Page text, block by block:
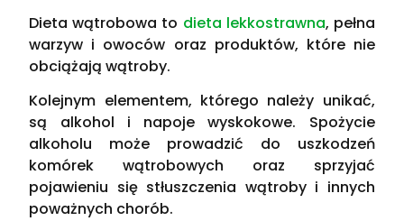
Dieta wątrobowa to dieta lekkostrawna, pełna
warzyw i owoców oraz produktów, które nie
obciążają wątroby.
Kolejnym elementem, którego należy unikać,
są alkohol i napoje wyskokowe. Spożycie
alkoholu może prowadzić do uszkodzeń
komórek wątrobowych oraz sprzyjać
pojawieniu się stłuszczenia wątroby i innych
poważnych chorób.